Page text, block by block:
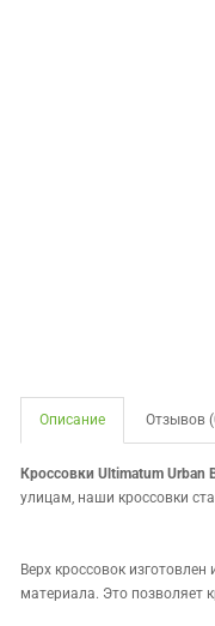
Описание Отзывов
Кроссовки Ultimatum Urban
улицам, наши кроссовки
Верх кроссовок
материала. Это позволяет